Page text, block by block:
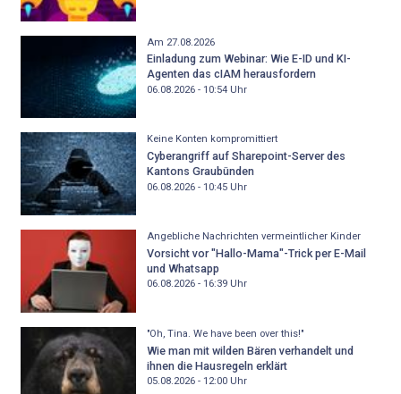
Am 27.08.2026
Einladung zum Webinar: Wie E-ID und KI-
Agenten das cIAM herausfordern
06.08.2026 - 10:54Uhr
Keine Konten kompromittiert
Cyberangriff auf Sharepoint-Server des
Kantons Graubünden
06.08.2026 - 10:45Uhr
Angebliche Nachrichten vermeintlicher Kinder
Vorsicht vor "Hallo-Mama"-Trick per E-Mail
und Whatsapp
06.08.2026 - 16:39Uhr
"Oh, Tina. We have been over this!"
Wie man mit wilden Bären verhandelt und
ihnen die Hausregeln erklärt
05.08.2026 - 12:00Uhr